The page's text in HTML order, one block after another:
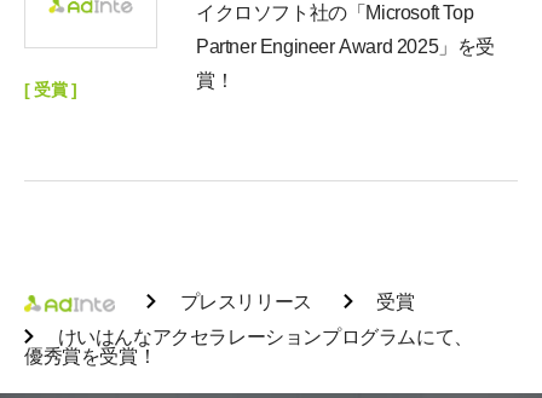
[ 受賞 ]
イクロソフト社の「Microsoft Top
Partner Engineer Award 2025」を受
賞！
プレスリリース
受賞
けいはんなアクセラレーションプログラムにて、
優秀賞を受賞！